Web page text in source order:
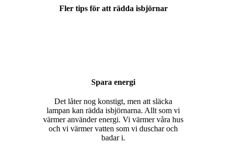
Fler tips för att rädda isbjörnar
Spara energi
Det låter nog konstigt, men att släcka
lampan kan rädda isbjörnarna. Allt som vi
värmer använder energi. Vi värmer våra hus
och vi värmer vatten som vi duschar och
badar i.